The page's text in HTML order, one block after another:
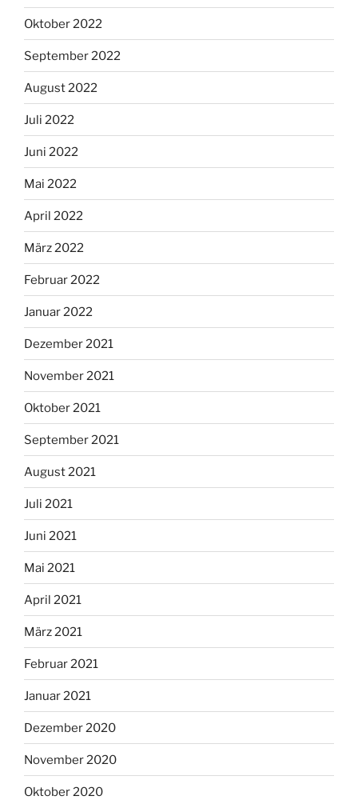
Oktober 2022
September 2022
August 2022
Juli 2022
Juni 2022
Mai 2022
April 2022
März 2022
Februar 2022
Januar 2022
Dezember 2021
November 2021
Oktober 2021
September 2021
August 2021
Juli 2021
Juni 2021
Mai 2021
April 2021
März 2021
Februar 2021
Januar 2021
Dezember 2020
November 2020
Oktober 2020